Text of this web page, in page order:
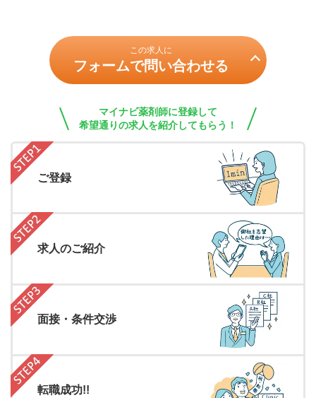
この求人に
フォームで問い合わせる
マイナビ薬剤師に登録して
希望通りの求人を紹介してもらう！
ご登録
求人のご紹介
面接・条件交渉
転職成功!!